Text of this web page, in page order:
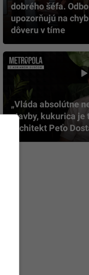
dobrého šéfa.
upozorňujú na
dôveru v tíme
„Vláda absolútne
stavby, kukurica je
architekt Peťo